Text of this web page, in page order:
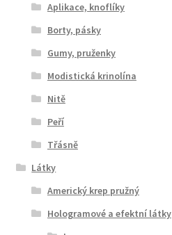
Aplikace, knoflíky
Borty, pásky
Gumy, pruženky
Modistická krinolína
Nitě
Peří
Třásně
Látky
Americký krep pružný
Hologramové a efektní látky